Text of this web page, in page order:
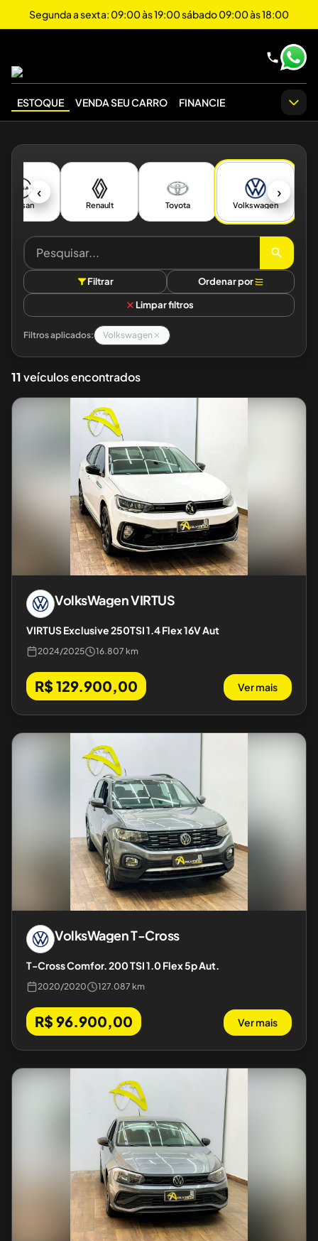
Segunda a sexta: 09:00 às 19:00 sábado 09:00 às 18:00
ESTOQUE VENDA SEU CARRO FINANCIE
‹ ›
Nissan Renault Toyota Volkswagen
Filtrar Ordenar por
Limpar filtros
Filtros aplicados: Volkswagen
11veículos encontrados
VolksWagenVIRTUS
VIRTUS Exclusive 250TSI 1.4 Flex 16V Aut
2024/2025 16.807 km
R$ 129.900,00 Ver mais
VolksWagenT-Cross
T-Cross Comfor. 200 TSI 1.0 Flex 5p Aut.
2020/2020 127.087 km
R$ 96.900,00 Ver mais